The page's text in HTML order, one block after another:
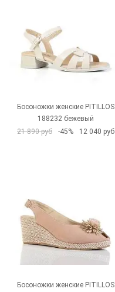
Босоножки женские PITILLOS
188232 бежевый
21 890 руб
-45% 12 040 руб
Босоножки женские PITILLOS